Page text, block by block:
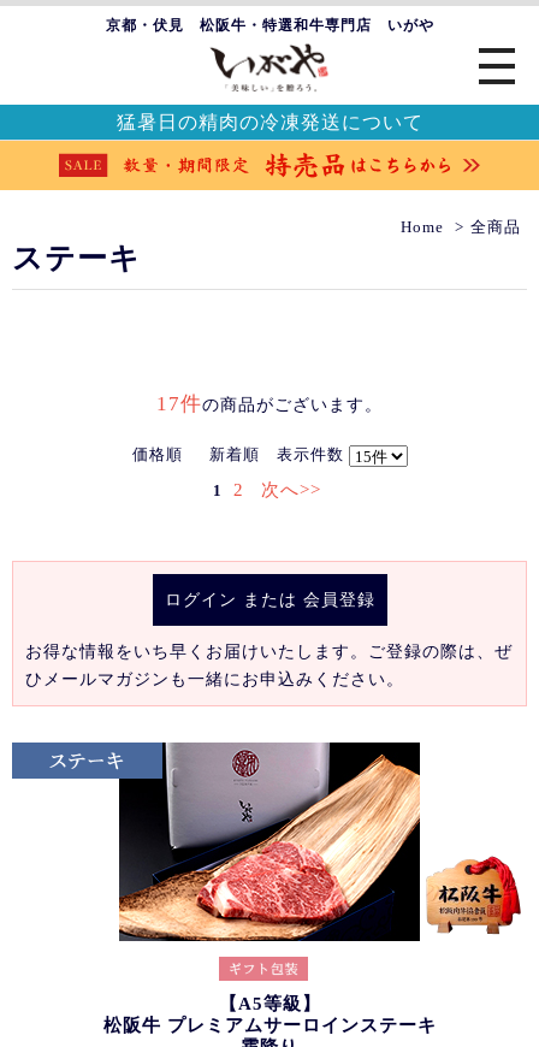
京都・伏見 松阪牛・特選和牛専門店 いがや
猛暑日の精肉の冷凍発送について
Home 全商品
ステーキ
17件の商品がございます。
価格順 新着順 表示件数
1 2 次へ>>
ログイン または 会員登録
お得な情報をいち早くお届けいたします。ご登録の際は、ぜ
ひメールマガジンも一緒にお申込みください。
【A5等級】
松阪牛 プレミアムサーロインステーキ